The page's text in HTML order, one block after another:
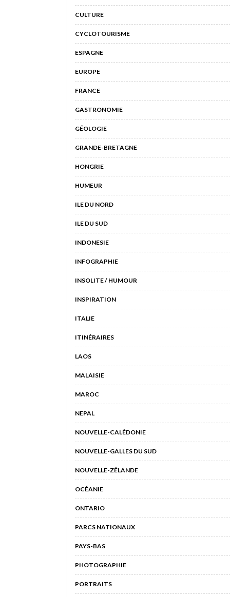
CULTURE
CYCLOTOURISME
ESPAGNE
EUROPE
FRANCE
GASTRONOMIE
GÉOLOGIE
GRANDE-BRETAGNE
HONGRIE
HUMEUR
ILE DU NORD
ILE DU SUD
INDONESIE
INFOGRAPHIE
INSOLITE / HUMOUR
INSPIRATION
ITALIE
ITINÉRAIRES
LAOS
MALAISIE
MAROC
NEPAL
NOUVELLE-CALÉDONIE
NOUVELLE-GALLES DU SUD
NOUVELLE-ZÉLANDE
OCÉANIE
ONTARIO
PARCS NATIONAUX
PAYS-BAS
PHOTOGRAPHIE
PORTRAITS